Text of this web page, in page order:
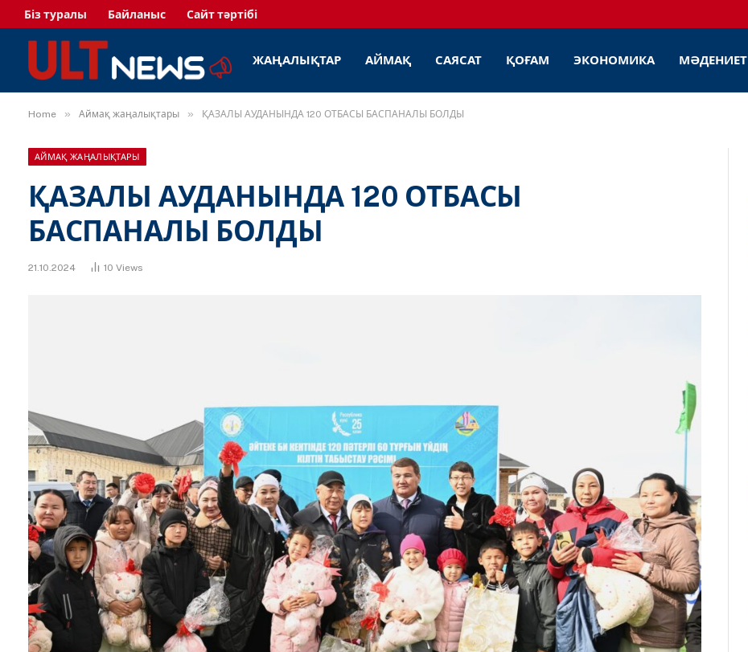
Біз туралы Байланыс Сайт тәртібі
ЖАҢАЛЫҚТАР АЙМАҚ САЯСАТ ҚОҒАМ ЭКОНОМИКА МӘДЕНИЕТ
Home » Аймақ жаңалықтары » ҚАЗАЛЫ АУДАНЫНДА 120 ОТБАСЫ БАСПАНАЛЫ БОЛДЫ
АЙМАҚ ЖАҢАЛЫҚТАРЫ
ҚАЗАЛЫ АУДАНЫНДА 120 ОТБАСЫ
БАСПАНАЛЫ БОЛДЫ
21.10.2024 10 Views